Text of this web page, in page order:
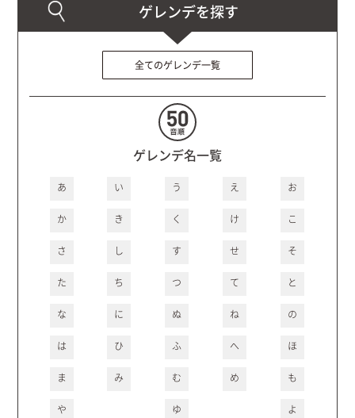
全てのゲレンデ一覧
ゲレンデ名一覧
あ い う え お
か き く け こ
さ し す せ そ
た ち つ て と
な に ぬ ね の
は ひ ふ へ ほ
ま み む め も
や ゆ よ